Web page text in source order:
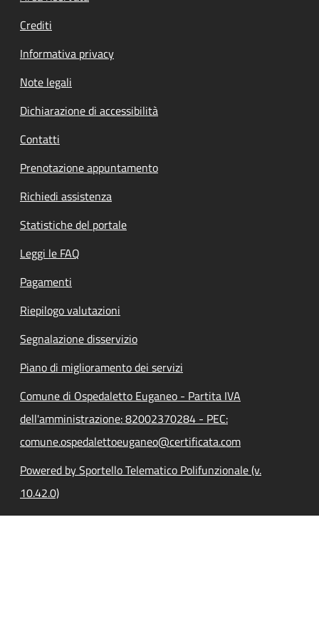
Crediti
Informativa privacy
Note legali
Dichiarazione di accessibilità
Contatti
Prenotazione appuntamento
Richiedi assistenza
Statistiche del portale
Leggi le FAQ
Pagamenti
Riepilogo valutazioni
Segnalazione disservizio
Piano di miglioramento dei servizi
Comune di Ospedaletto Euganeo - Partita IVA
dell'amministrazione: 82002370284 - PEC:
comune.ospedalettoeuganeo@certificata.com
Powered by Sportello Telematico Polifunzionale (v.
10.42.0)